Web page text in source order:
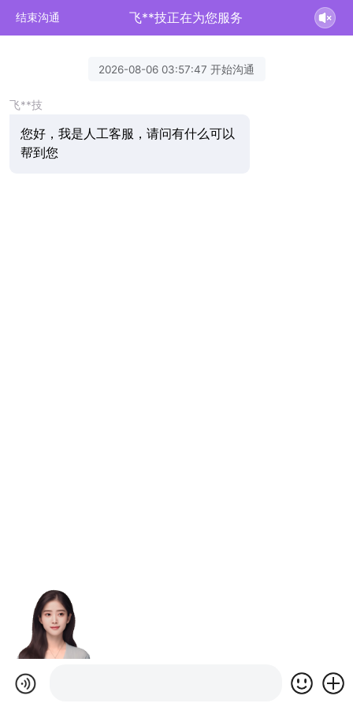
结束沟通 飞**技正在为您服务
2026-08-06 03:57:47 开始沟通
飞**技
您好，我是人工客服，请问有什么可以
帮到您